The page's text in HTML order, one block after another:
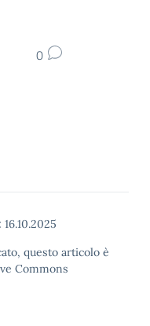
0
16.10.2025
questo articolo è
Commons